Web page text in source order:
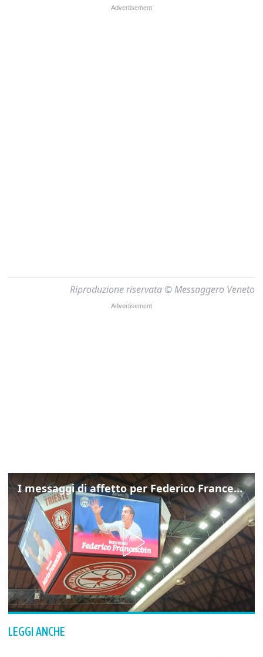
Riproduzione riservata © Messaggero Veneto
I messaggi di affetto per Federico Franceschin: così il mondo del basket gli è stato accanto fino all’ultimo
LEGGI ANCHE